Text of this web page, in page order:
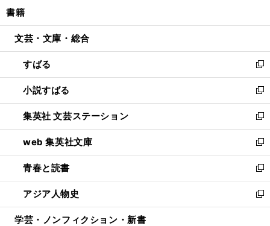
開
ウ
開
く
ン
ウ
で
開
く
ウ
ン
ド
ウ
で
開
く
書籍
文芸・文庫・総合
すばる
新
し
い
ウ
ィ
ン
ド
ウ
で
開
く
小説すばる
新
し
い
ウ
ィ
ン
ド
ウ
で
開
集英社 文芸ステーション
新
し
い
ウ
ィ
ン
ド
ウ
web 集英社文庫
新
し
い
ウ
ィ
ン
青春と読書
新
し
い
ウ
アジア人物史
新
し
学芸・ノンフィクション・新書